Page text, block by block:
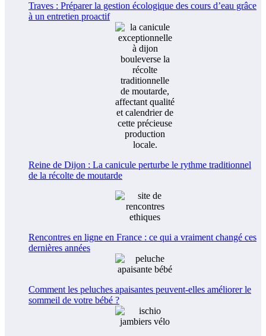
Traves : Préparer la gestion écologique des cours d’eau grâce
à un entretien proactif
Reine de Dijon : La canicule perturbe le rythme traditionnel
de la récolte de moutarde
Rencontres en ligne en France : ce qui a vraiment changé ces
dernières années
Comment les peluches apaisantes peuvent-elles améliorer le
sommeil de votre bébé ?